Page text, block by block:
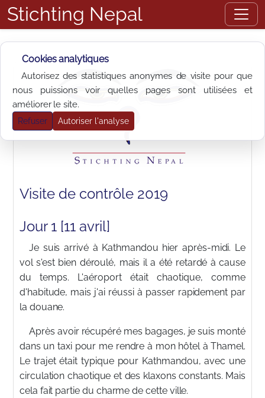
Cookies analytiques
Autorisez des statistiques anonymes de visite pour que
nous puissions voir quelles pages sont utilisées et
améliorer le site.
Refuser Autoriser l'analyse
Stichting Nepal
Visite de contrôle 2019
Jour 1 [11 avril]
Je suis arrivé à Kathmandou hier après-midi. Le
vol s'est bien déroulé, mais il a été retardé à cause
du temps. L'aéroport était chaotique, comme
d'habitude, mais j'ai réussi à passer rapidement par
la douane.
Après avoir récupéré mes bagages, je suis monté
dans un taxi pour me rendre à mon hôtel à Thamel.
Le trajet était typique pour Kathmandou, avec une
circulation chaotique et des klaxons constants. Mais
cela fait partie du charme de cette ville.